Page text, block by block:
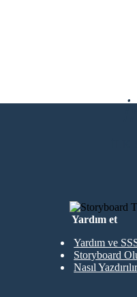
Bobby a pesar de no haber ganado realizo una gran
a su distrito, ya que comprendió y se puso en el lugar
personas para entender sus necesidades, conecto
ellos, fue constante en lograr su propósito y en poder
Yardım et
Yardım ve
Storyboard
Nasıl